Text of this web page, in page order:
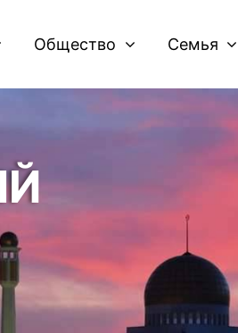
Общество Семья